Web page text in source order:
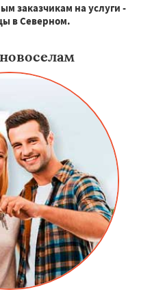
заказчикам на услуги -
в Северном.